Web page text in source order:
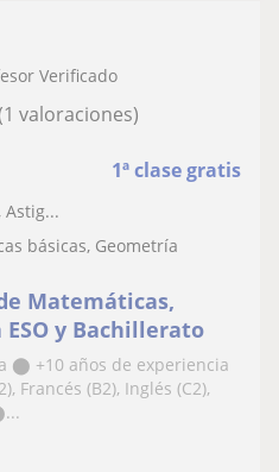
1ª clase gratis
Verificado
valoraciones)
Astig...
básicas, Geometría
Matemáticas,
y Bachillerato
⬤ +10 años de experiencia
Francés (B2), Inglés (C2),